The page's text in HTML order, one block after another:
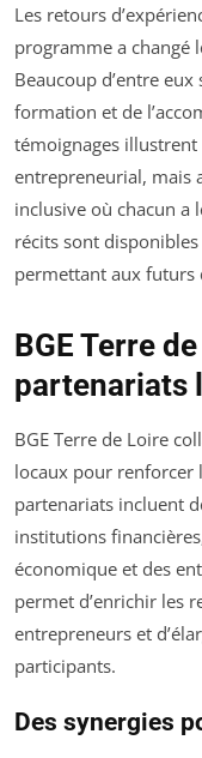
Les retours
programme a changé
Beaucoup d’entre
formation et de
témoignages
entrepreneurial, mais
inclusive où chacun a
récits sont
permettant aux futurs
BGE Terre
partenariats
BGE Terre de Loire
locaux pour renforcer
partenariats incluent
institutions
économique et des
permet d’enrichir les
entrepreneurs et
participants.
Des synergies